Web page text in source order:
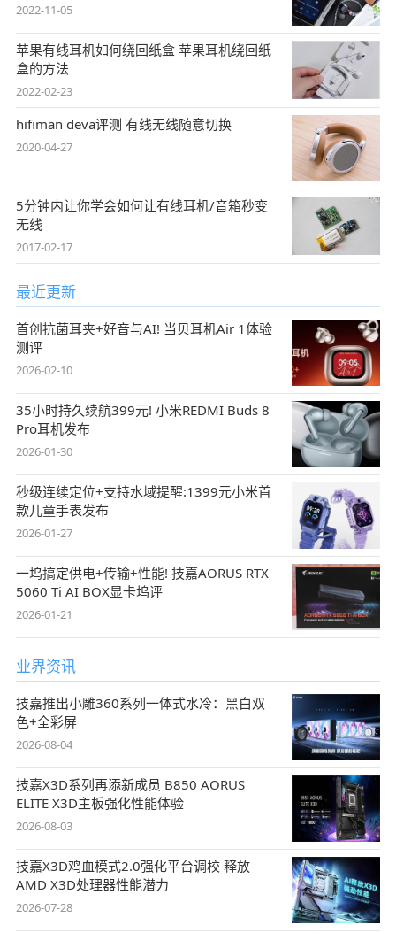
2022-11-05
苹果有线耳机如何绕回纸盒 苹果耳机绕回纸
盒的方法
2022-02-23
hifiman deva评测 有线无线随意切换
2020-04-27
5分钟内让你学会如何让有线耳机/音箱秒变
无线
2017-02-17
最近更新
首创抗菌耳夹+好音与AI! 当贝耳机Air 1体验
测评
2026-02-10
35小时持久续航399元! 小米REDMI Buds 8
Pro耳机发布
2026-01-30
秒级连续定位+支持水域提醒:1399元小米首
款儿童手表发布
2026-01-27
一坞搞定供电+传输+性能! 技嘉AORUS RTX
5060 Ti AI BOX显卡坞评
2026-01-21
业界资讯
技嘉推出小雕360系列一体式水冷：黑白双
色+全彩屏
2026-08-04
技嘉X3D系列再添新成员 B850 AORUS
ELITE X3D主板强化性能体验
2026-08-03
技嘉X3D鸡血模式2.0强化平台调校 释放
AMD X3D处理器性能潜力
2026-07-28